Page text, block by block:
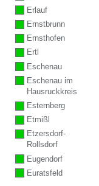
Erlauf
Ernstbrunn
Ernsthofen
Ertl
Eschenau
Eschenau im
Hausruckkreis
Esternberg
Etmißl
Etzersdorf-
Rollsdorf
Eugendorf
Euratsfeld